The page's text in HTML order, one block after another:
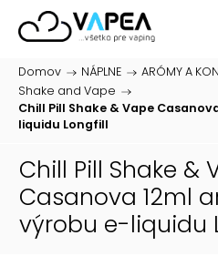
Domov / NÁPLNE / ARÓMY A
Shake and Vape /
Chill Pill Shake & Vape
liquidu Longfill
Chill Pill Shake &
Casanova 12ml
výrobu e-liquidu